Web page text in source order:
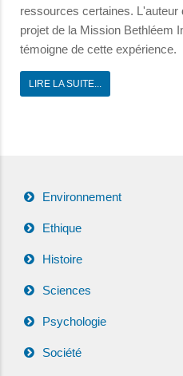
ressources certaines. L'auteur
projet de la Mission Bethléem
témoigne de cette expérience.
LIRE LA SUITE...
Environnement
Ethique
Histoire
Sciences
Psychologie
Société